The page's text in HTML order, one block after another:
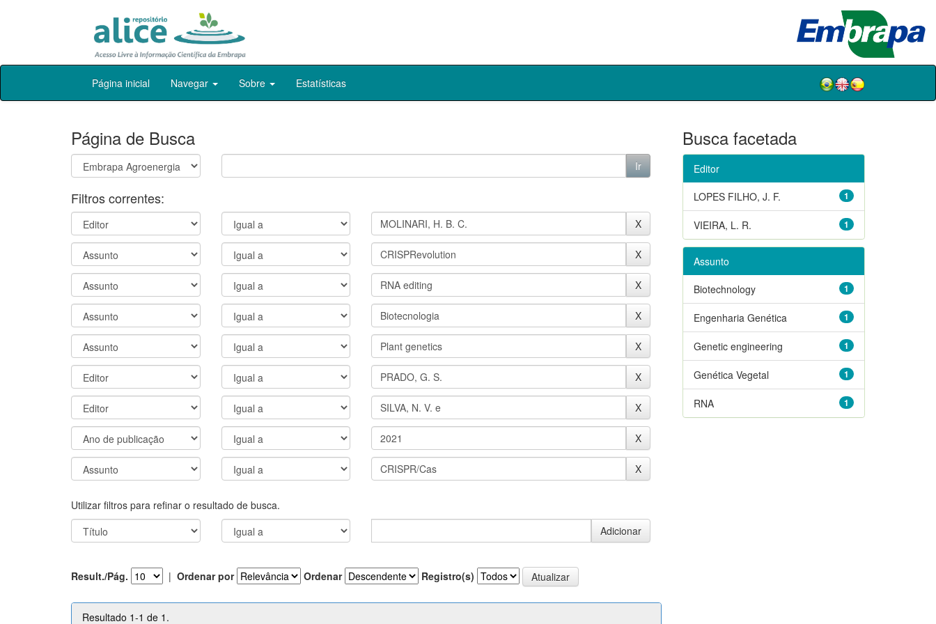
Skip
Página inicial Navegar Sobre Estatísticas
Página de Busca
Filtros correntes:
Utilizar filtros para refinar o resultado de busca.
Result./Pág. | Ordenar por Ordenar Registro(s)
Resultado 1-1 de 1.
Busca facetada
Editor
1
LOPES FILHO, J. F.
1
VIEIRA, L. R.
Assunto
1
Biotechnology
1
Engenharia Genética
1
Genetic engineering
1
Genética Vegetal
1
RNA